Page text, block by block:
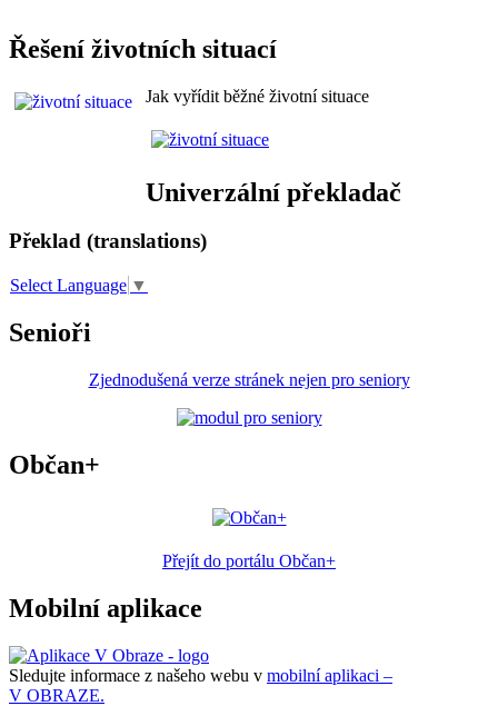
Řešení životních situací
Jak vyřídit běžné životní situace
Univerzální překladač
Překlad (translations)
Select Language ▼
Senioři
Zjednodušená verze stránek nejen pro seniory
Občan+
Přejít do portálu Občan+
Mobilní aplikace
Sledujte informace z našeho webu v mobilní aplikaci –
V OBRAZE.